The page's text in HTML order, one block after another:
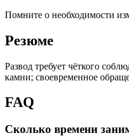
Помните о необходимости
Резюме
Развод требует чёткого
камни; своевременное
FAQ
Сколько времени